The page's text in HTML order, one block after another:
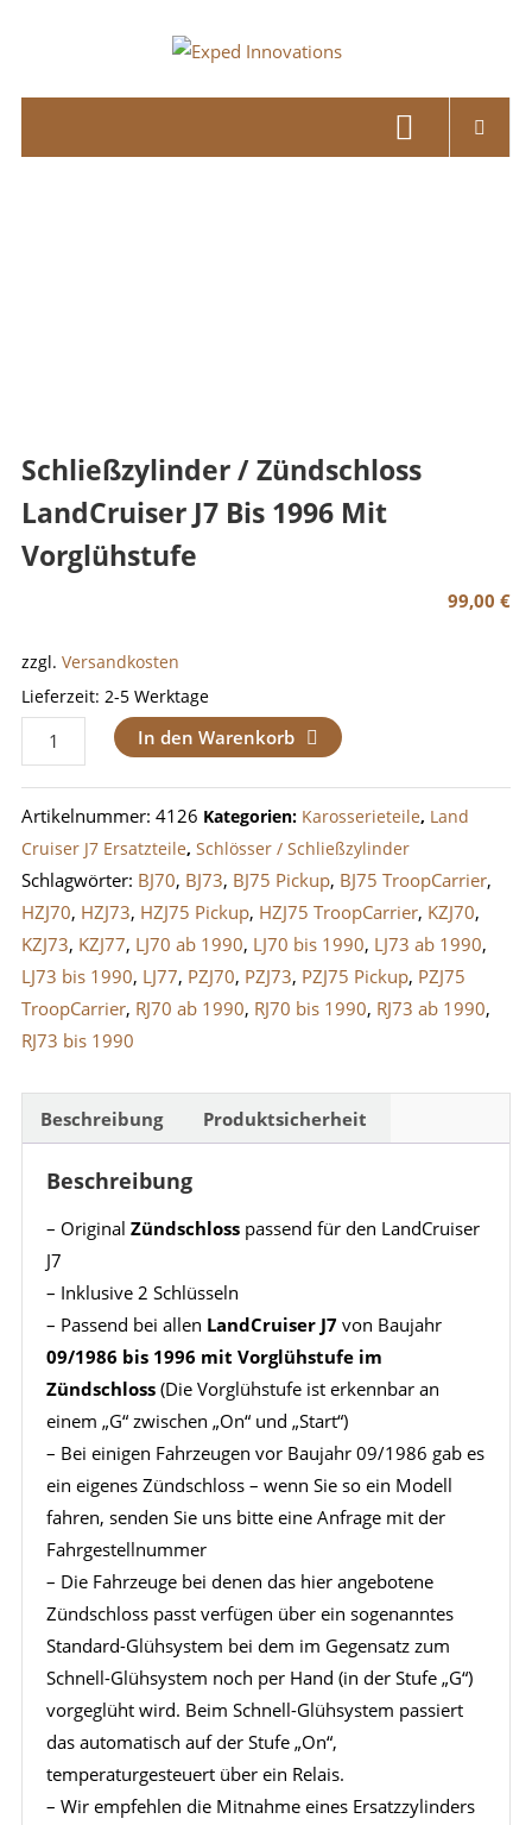
Exped
Schließzylinder / Zündschloss
LandCruiser J7 Bis 1996 Mit
Vorglühstufe
99,00€
zzgl. Versandkosten
Lieferzeit: 2-5 Werktage
Schließzylinder
/
Zündschloss
LandCruiser
J7
bis
1996
mit
Vorglühstufe
Menge
In den Warenkorb
Artikelnummer: 4126 Kategorien: Karosserieteile, Land
Cruiser J7 Ersatzteile, Schlösser / Schließzylinder
Schlagwörter: BJ70, BJ73, BJ75 Pickup, BJ75 TroopCarrier,
HZJ70, HZJ73, HZJ75 Pickup, HZJ75 TroopCarrier, KZJ70,
KZJ73, KZJ77, LJ70 ab 1990, LJ70 bis 1990, LJ73 ab 1990,
LJ73 bis 1990, LJ77, PZJ70, PZJ73, PZJ75 Pickup, PZJ75
TroopCarrier, RJ70 ab 1990, RJ70 bis 1990, RJ73 ab 1990,
RJ73 bis 1990
Beschreibung Produktsicherheit
Beschreibung
– Original Zündschlosspassend für den LandCruiser
J7
– Inklusive 2 Schlüsseln
– Passend bei allen LandCruiser J7von Baujahr
09/1986 bis 1996 mit Vorglühstufe im
Zündschloss(Die Vorglühstufe ist erkennbar an
einem „G“ zwischen „On“ und „Start“)
– Bei einigen Fahrzeugen vor Baujahr 09/1986 gab es
ein eigenes Zündschloss – wenn Sie so ein Modell
fahren, senden Sie uns bitte eine Anfrage mit der
Fahrgestellnummer
– Die Fahrzeuge bei denen das hier angebotene
Zündschloss passt verfügen über ein sogenanntes
Standard-Glühsystem bei dem im Gegensatz zum
Schnell-Glühsystem noch per Hand (in der Stufe „G“)
vorgeglüht wird. Beim Schnell-Glühsystem passiert
das automatisch auf der Stufe „On“,
temperaturgesteuert über ein Relais.
– Wir empfehlen die Mitnahme eines Ersatzzylinders